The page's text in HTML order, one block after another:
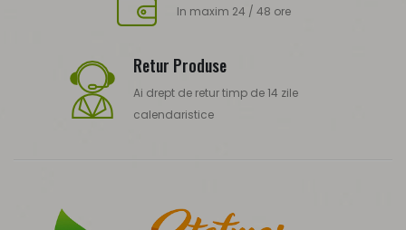
In maxim 24 / 48 ore
Retur Produse
Ai drept de retur timp de 14 zile
calendaristice